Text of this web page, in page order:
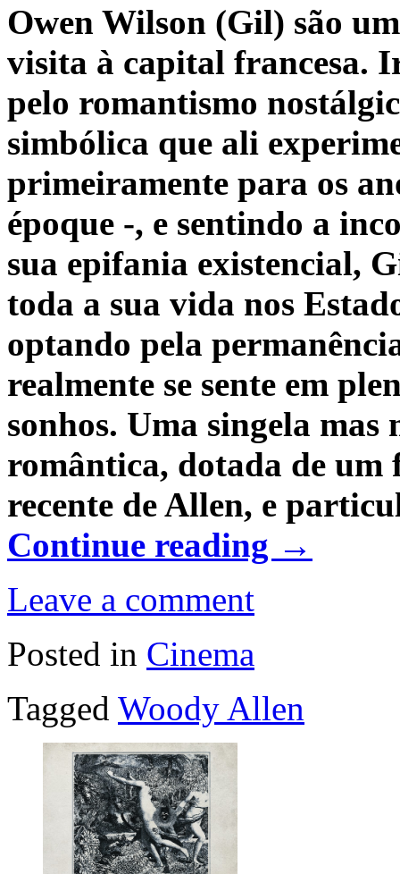
Owen Wilson (Gil) são
visita à capital francesa.
pelo romantismo
simbólica que ali
primeiramente para os
époque -, e sentindo a
sua epifania existencial,
toda a sua vida nos
optando pela
realmente se sente em
sonhos. Uma singela
romântica, dotada de um
recente de Allen, e
Continue reading →
Leave a comment
Posted in Cinema
Tagged Woody Allen